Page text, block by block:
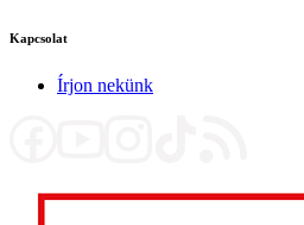
Kapcsolat
Írjon nekünk